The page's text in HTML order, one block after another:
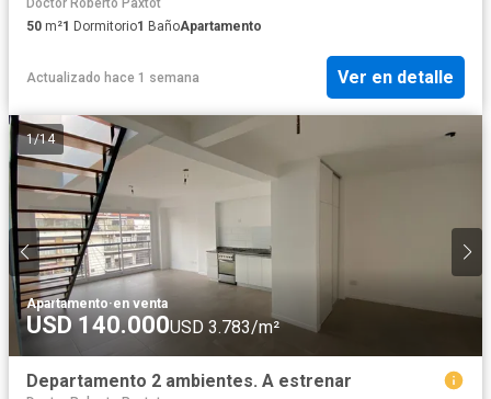
Doctor Roberto Paxtot
50 m²1 Dormitorio1 BañoApartamento
Actualizado hace 1 semana Ver en detalle
1/14
Apartamento·en venta
USD 140.000USD 3.783/m²
Departamento 2 ambientes. A estrenar